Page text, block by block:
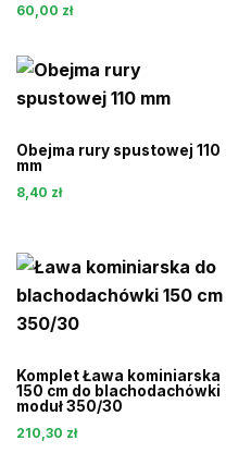
60,00 zł
Obejma rury spustowej 110
mm
8,40 zł
Komplet Ława kominiarska
150 cm do blachodachówki
moduł 350/30
210,30 zł